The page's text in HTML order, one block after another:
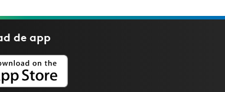
deapp